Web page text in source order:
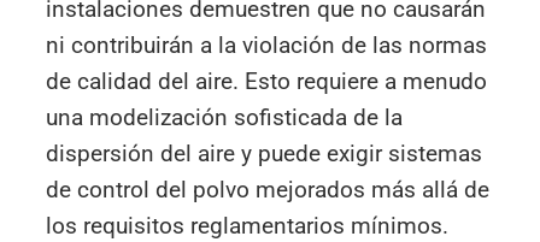
instalaciones demuestren que no causarán
ni contribuirán a la violación de las normas
de calidad del aire. Esto requiere a menudo
una modelización sofisticada de la
dispersión del aire y puede exigir sistemas
de control del polvo mejorados más allá de
los requisitos reglamentarios mínimos.